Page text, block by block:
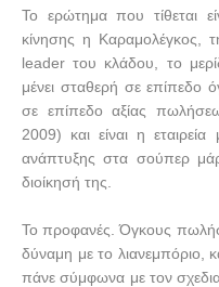
Το ερώτημα που τίθεται
κίνησης η Καραμολέγκος,
leader του κλάδου, το
μένει σταθερή σε επίπεδο
σε επίπεδο αξίας
2009) και είναι η
ανάπτυξης στα σούπερ
διοίκησή της.
Το προφανές. Όγκους
δύναμη με το λιανεμπόριο,
πάνε σύμφωνα με τον